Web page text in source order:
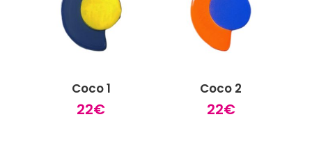
Coco 1
22€
Coco 2
22€